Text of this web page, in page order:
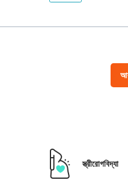
স্ত্রীরোগবিদ্যা